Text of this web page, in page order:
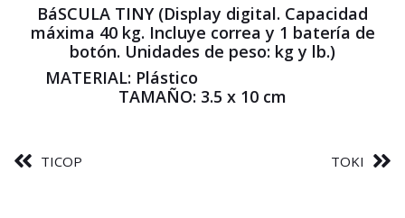
BáSCULA TINY (Display digital. Capacidad
máxima 40 kg. Incluye correa y 1 batería de
botón. Unidades de peso: kg y lb.)
MATERIAL: Plástico
TAMAÑO: 3.5 x 10 cm
TICOP TOKI